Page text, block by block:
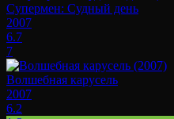
Супермен: Судный день
2007
6.7
7
Волшебная карусель
2007
6.2